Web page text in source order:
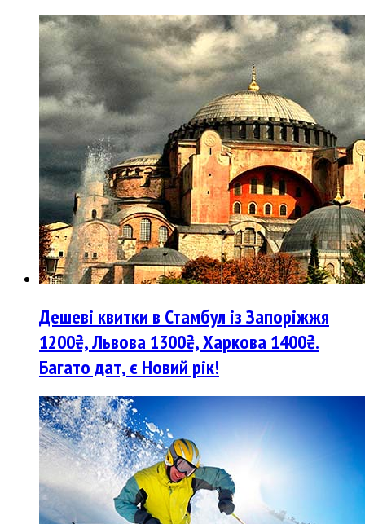
Дешеві квитки в Стамбул із Запоріжжя
1200₴, Львова 1300₴, Харкова 1400₴.
Багато дат, є Новий рік!